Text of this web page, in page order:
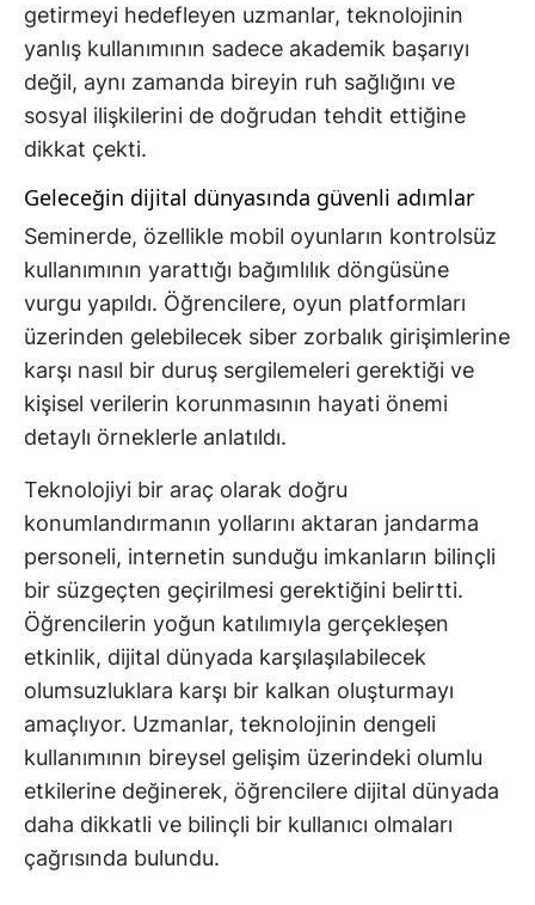
getirmeyi hedefleyen uzmanlar, teknolojinin
yanlış kullanımının sadece akademik başarıyı
değil, aynı zamanda bireyin ruh sağlığını ve
sosyal ilişkilerini de doğrudan tehdit ettiğine
dikkat çekti.
Geleceğin dijital dünyasında güvenli adımlar
Seminerde, özellikle mobil oyunların kontrolsüz
kullanımının yarattığı bağımlılık döngüsüne
vurgu yapıldı. Öğrencilere, oyun platformları
üzerinden gelebilecek siber zorbalık girişimlerine
karşı nasıl bir duruş sergilemeleri gerektiği ve
kişisel verilerin korunmasının hayati önemi
detaylı örneklerle anlatıldı.
Teknolojiyi bir araç olarak doğru
konumlandırmanın yollarını aktaran jandarma
personeli, internetin sunduğu imkanların bilinçli
bir süzgeçten geçirilmesi gerektiğini belirtti.
Öğrencilerin yoğun katılımıyla gerçekleşen
etkinlik, dijital dünyada karşılaşılabilecek
olumsuzluklara karşı bir kalkan oluşturmayı
amaçlıyor. Uzmanlar, teknolojinin dengeli
kullanımının bireysel gelişim üzerindeki olumlu
etkilerine değinerek, öğrencilere dijital dünyada
daha dikkatli ve bilinçli bir kullanıcı olmaları
çağrısında bulundu.